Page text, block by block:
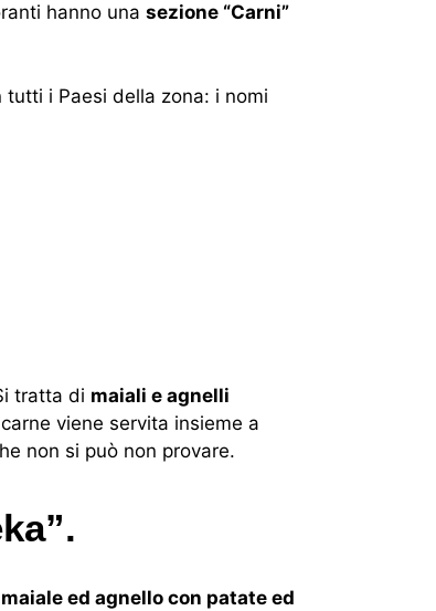
hanno una sezione “Carni”
i Paesi della zona: i nomi
tratta di maiali e agnelli
viene servita insieme a
non si può non provare.
ed agnello con patate ed